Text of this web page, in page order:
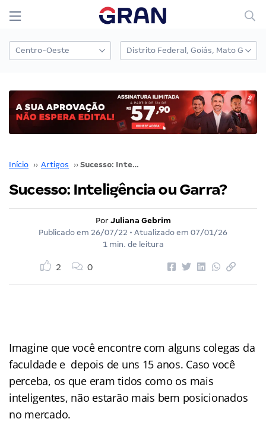
Início ›› Artigos ›› Sucesso: Inteligência ou Garra?
Sucesso: Inteligência ou Garra?
Por Juliana Gebrim
Publicado em 26/07/22 • Atualizado em 07/01/26
1 min. de leitura
2 0
Imagine que você encontre com alguns colegas da
faculdade e depois de uns 15 anos. Caso você
perceba, os que eram tidos como os mais
inteligentes, não estarão mais bem posicionados
no mercado.